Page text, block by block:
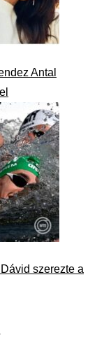
Antal
szerezte a